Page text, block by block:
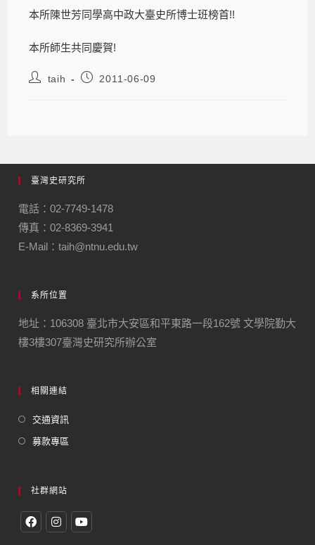
本所陳世芳同學高中政大臺史所博士班榜首!!
本所師生共同慶賀!
taih 2011-06-09
臺灣史研究所
電話：02-7749-1478
傳真：02-8369-3941
E-Mail：taih@ntnu.edu.tw
系所位置
地址：106308 臺北市大安區和平東路一段162號 文學院勤大
樓3樓307臺灣史研究所辦公室
相關連結
交通資訊
募款專區
社群網站